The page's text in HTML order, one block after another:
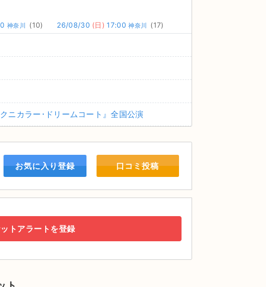
神奈川 (10) 26/08/30 (日) 17:00 神奈川 (17)
ニカラー･ドリームコート』全国公演
お気に入り登録 口コミ投稿
トアラートを登録